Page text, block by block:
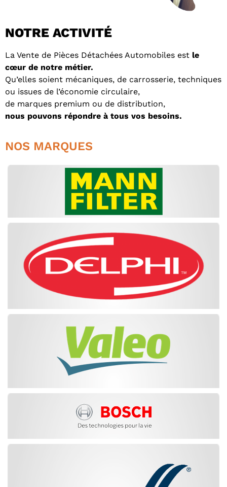
NOTRE ACTIVITÉ
La Vente de Pièces Détachées Automobiles est le
cœur de notre métier.
Qu’elles soient mécaniques, de carrosserie, techniques
ou issues de l’économie circulaire,
de marques premium ou de distribution,
nous pouvons répondre à tous vos besoins.
NOS MARQUES